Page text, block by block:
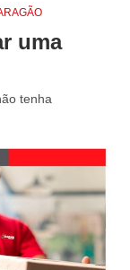
uma
tenha